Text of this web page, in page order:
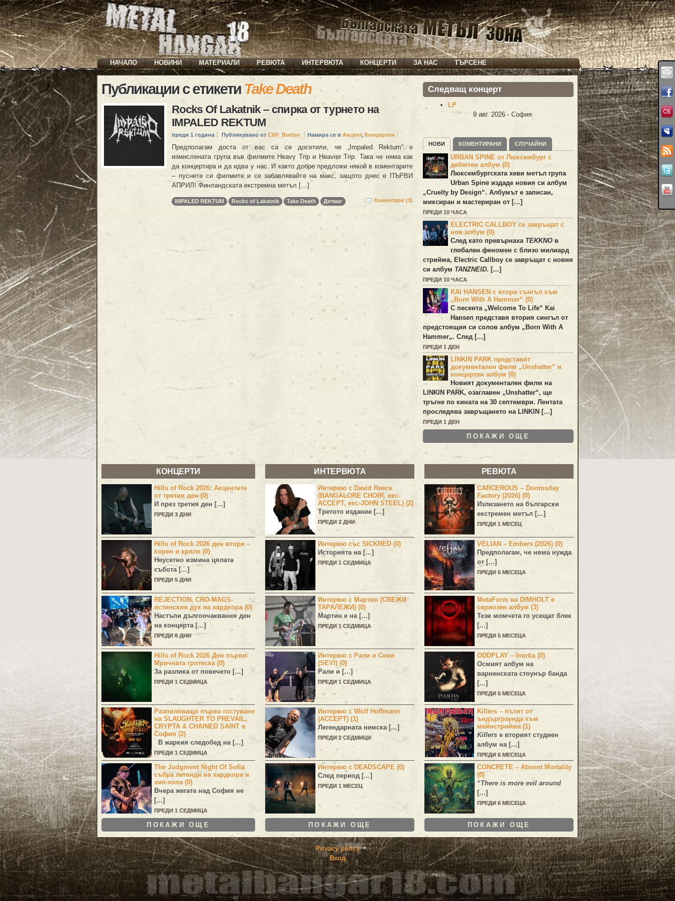
НАЧАЛО НОВИНИ МАТЕРИАЛИ РЕВЮТА ИНТЕРВЮТА КОНЦЕРТИ ЗА НАС ТЪРСЕНЕ
Публикации с етикети Take Death
Rocks Of Lakatnik – спирка от турнето на
IMPALED REKTUM
преди 1 година Публикувано от Cliff_Burton Намира се в Акцент, Концертни
Предполагам доста от вас са се досетили, че „Impaled Rektum“ е
измислената група във филмите Heavy Trip и Heavier Trip. Така че няма как
да концертира и да идва у нас. И както добре предложи някой в коментарите
– пуснете си филмите и се забавлявайте на макс, защото днес е ПЪРВИ
АПРИЛ! Финландската екстремна метъл […]
Коментари (3)
IMPALED REKTUM Rocks of Lakatnik Take Death Детмаг
Следващ концерт
LP
9 авг. 2026 - София
НОВИ КОМЕНТИРАНИ СЛУЧАЙНИ
URBAN SPINE от Люксембург с
дебютен албум (0)
Люксембургската хеви метъл група
Urban Spineиздаде новия си албум
„Cruelty by Design“. Албумът е записан,
миксиран и мастериран от […]
ПРЕДИ 10 ЧАСА
ELECTRIC CALLBOY се завръщат с
нов албум (0)
След като превърнаха TEKKNO в
глобален феномен с близо милиард
стрийма, Electric Callboy се завръщат с новия
си албум TANZNEID. […]
ПРЕДИ 10 ЧАСА
KAI HANSEN с втори сънгъл към
„Born With A Hammer“ (0)
С песента „Welcome To Life“ Kai
Hansen представя втория сингъл от
предстоящия си солов албум „ Born With A
Hammer„. След […]
ПРЕДИ 1 ДЕН
LINKIN PARK представят
документален филм „Unshatter“ и
концертен албум (0)
Новият документален филм на
LINKIN PARK, озаглавен „Unshatter“, ще
тръгне по кината на 30 септември. Лентата
проследява завръщането наLINKIN […]
ПРЕДИ 1 ДЕН
ПОКАЖИ ОЩЕ
КОНЦЕРТИ
Hills of Rock 2026: Акцентите
от третия ден (0)
И през третия ден […]
ПРЕДИ 3 ДНИ
Hills of Rock 2026 ден втори –
корен и криле (0)
Неусетно измина цялата
събота […]
ПРЕДИ 5 ДНИ
REJECTION, CRO-MAGS-
истинския дух на хардкора (0)
Настъпи дългоочаквания ден
на концерта […]
ПРЕДИ 6 ДНИ
Hills of Rock 2026 Ден първи:
Мрачната гротеска (0)
За разлика от повечето […]
ПРЕДИ 1 СЕДМИЦА
Разпиляващо първо гостуване
на SLAUGHTER TO PREVAIL,
CRYPTA & CHAINED SAINT в
София (2)
В жаркия следобед на […]
ПРЕДИ 1 СЕДМИЦА
The Judgment Night Of Sofia
събра легенди на хардкора и
хип-хопа (0)
Вчера жегата над София не
[…]
ПРЕДИ 1 СЕДМИЦА
ПОКАЖИ ОЩЕ
ИНТЕРВЮТА
Интервю с David Reece
(BANGALORE CHOIR, екс-
ACCEPT, екс-JOHN STEEL) (2)
Третото издание […]
ПРЕДИ 2 ДНИ
Интервю със SICKRED (0)
Историята на […]
ПРЕДИ 1 СЕДМИЦА
Интервю с Мартин (СВЕЖИ
ТАРАЛЕЖИ) (0)
Мартин е на […]
ПРЕДИ 1 СЕДМИЦА
Интервю с Рали и Севи
(SEVI) (0)
Рали и […]
ПРЕДИ 1 СЕДМИЦА
Интервю с Wolf Hoffmann
(ACCEPT) (1)
Легендарната немска […]
ПРЕДИ 2 СЕДМИЦИ
Интервю с DEADSCAPE (0)
След период […]
ПРЕДИ 1 МЕСЕЦ
ПОКАЖИ ОЩЕ
РЕВЮТА
CARCEROUS – Doomsday
Factory (2026) (0)
Излизането на български
екстремен метъл […]
ПРЕДИ 1 МЕСЕЦ
VELIAN – Embers (2026) (0)
Предполагам, че няма нужда
от […]
ПРЕДИ 5 МЕСЕЦА
MetaForm на DIMHOLT е
сериозен албум (3)
Тези момчета го усещат блек
[…]
ПРЕДИ 5 МЕСЕЦА
ODDPLAY – Inertia (0)
Осмият албум на
варненската стоунър банда
[…]
ПРЕДИ 5 МЕСЕЦА
Killers – пътят от
ъндърграунда към
мейнстрийма (1)
Killers е вторият студиен
албум на […]
ПРЕДИ 6 МЕСЕЦА
CONCRETE – Absent Mortality
(0)
“There is more evil around
[…]
ПРЕДИ 6 МЕСЕЦА
ПОКАЖИ ОЩЕ
Privacy policy
Вход